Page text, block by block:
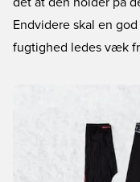
Endvidere skal en
fugtighed ledes væk